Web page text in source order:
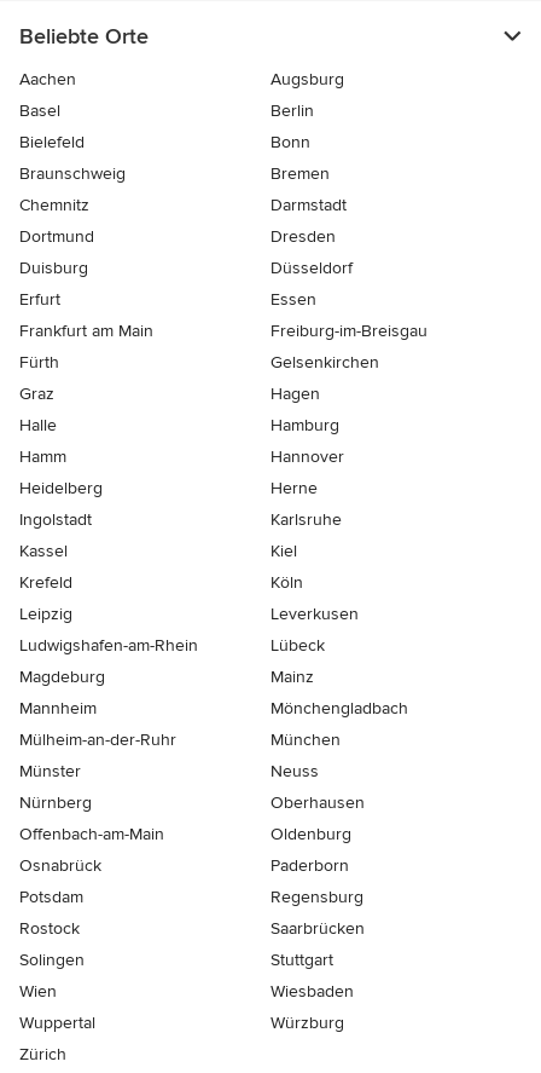
Beliebte Orte
Aachen
Augsburg
Basel
Berlin
Bielefeld
Bonn
Braunschweig
Bremen
Chemnitz
Darmstadt
Dortmund
Dresden
Duisburg
Düsseldorf
Erfurt
Essen
Frankfurt am Main
Freiburg-im-Breisgau
Fürth
Gelsenkirchen
Graz
Hagen
Halle
Hamburg
Hamm
Hannover
Heidelberg
Herne
Ingolstadt
Karlsruhe
Kassel
Kiel
Krefeld
Köln
Leipzig
Leverkusen
Ludwigshafen-am-Rhein
Lübeck
Magdeburg
Mainz
Mannheim
Mönchen­gladbach
Mülheim-an-der-Ruhr
München
Münster
Neuss
Nürnberg
Oberhausen
Offenbach-am-Main
Oldenburg
Osnabrück
Paderborn
Potsdam
Regensburg
Rostock
Saarbrücken
Solingen
Stuttgart
Wien
Wiesbaden
Wuppertal
Würzburg
Zürich